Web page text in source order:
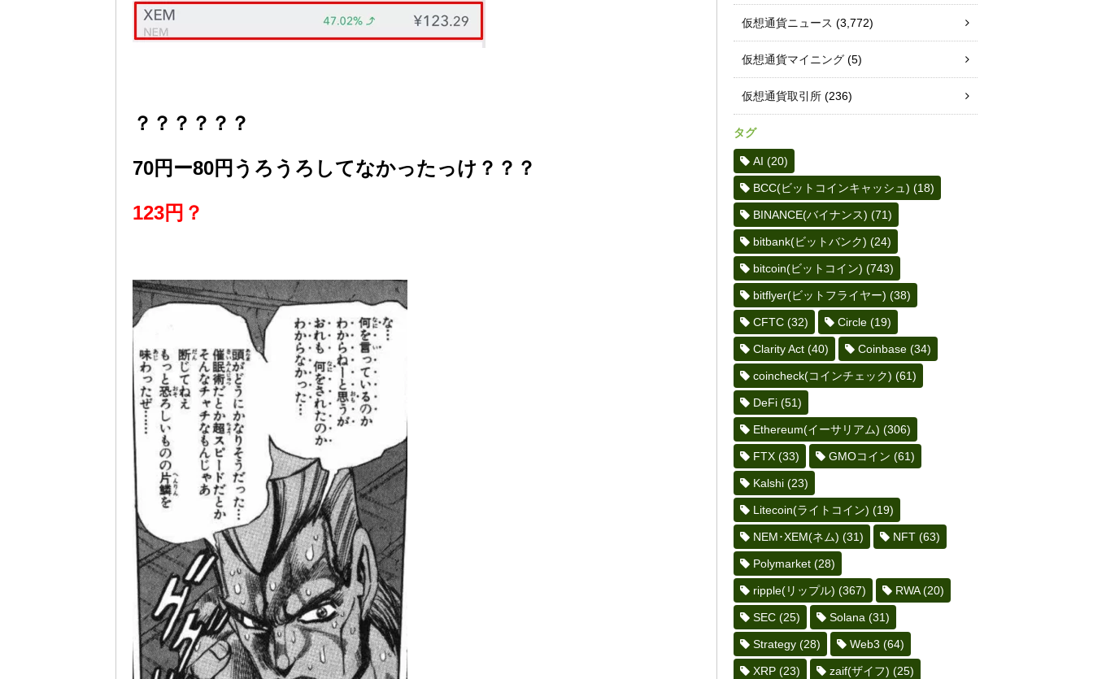
？？？？？？
70円ー80円うろうろしてなかったっけ？？？
123円？
仮想通貨ニュース (3,772)
仮想通貨マイニング (5)
仮想通貨取引所 (236)
タグ
AI (20)
BCC(ビットコインキャッシュ) (18)
BINANCE(バイナンス) (71)
bitbank(ビットバンク) (24)
bitcoin(ビットコイン) (743)
bitflyer(ビットフライヤー) (38)
CFTC (32) Circle (19)
Clarity Act (40) Coinbase (34)
coincheck(コインチェック) (61)
DeFi (51)
Ethereum(イーサリアム) (306)
FTX (33) GMOコイン (61)
Kalshi (23)
Litecoin(ライトコイン) (19)
NEM･XEM(ネム) (31) NFT (63)
Polymarket (28)
ripple(リップル) (367) RWA(20)
SEC (25) Solana (31)
Strategy (28) Web3 (64)
XRP (23) zaif(ザイフ) (25)